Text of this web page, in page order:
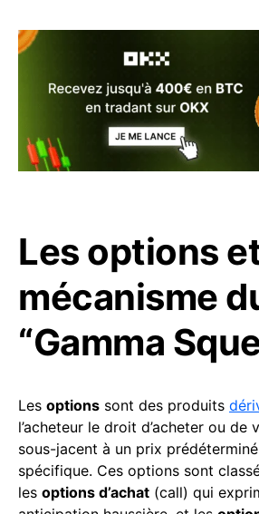
Les options
mécanisme
“Gamma
Les options sont des produits
l’acheteur le droit d’acheter ou de
sous-jacent à un prix
spécifique. Ces options sont
les options d’achat (call) qui